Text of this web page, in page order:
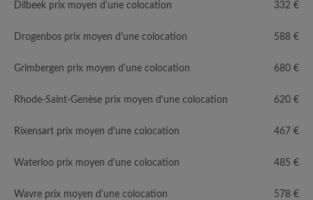
Dilbeek prix moyen d'une colocation 332 €
Drogenbos prix moyen d'une colocation 588 €
Grimbergen prix moyen d'une colocation 680 €
Rhode-Saint-Genèse prix moyen d'une colocation 620 €
Rixensart prix moyen d'une colocation 467 €
Waterloo prix moyen d'une colocation 485 €
Wavre prix moyen d'une colocation 578 €